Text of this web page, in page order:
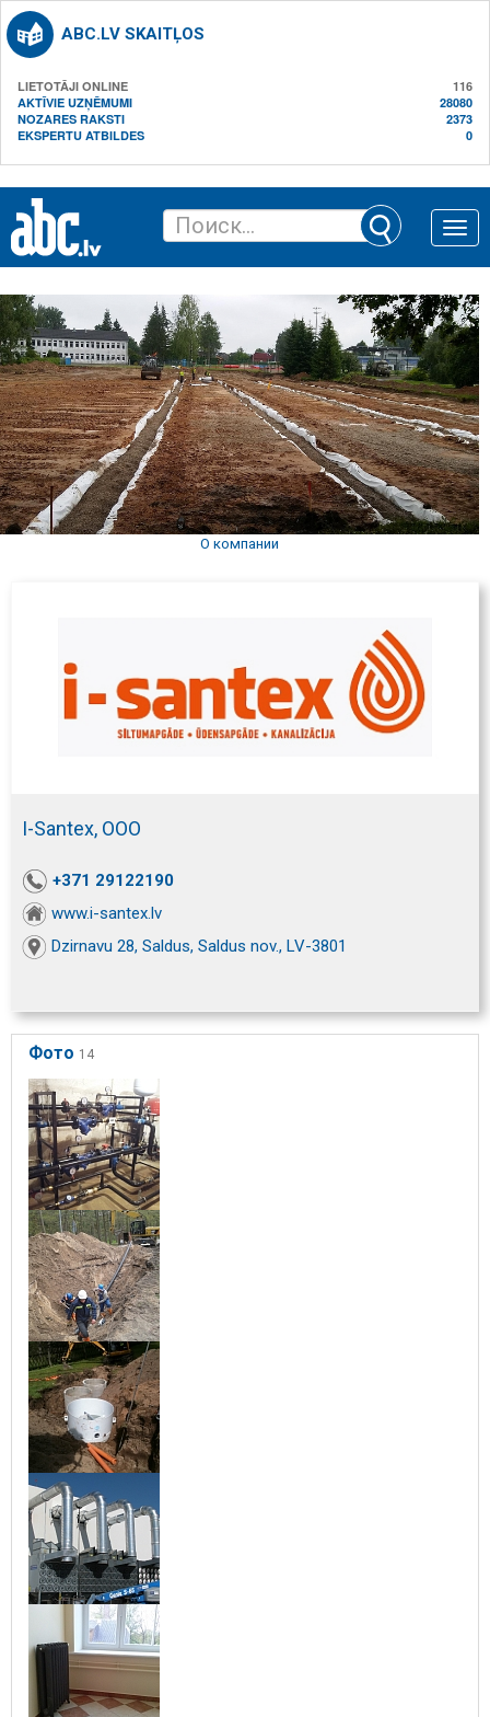
ABC.LV SKAITĻOS
LIETOTĀJI ONLINE
116
AKTĪVIE UZŅĒMUMI
28080
NOZARES RAKSTI
2373
EKSPERTU ATBILDES
0
Toggle
О компании
I-Santex, ООО
+371 29122190
www.i-santex.lv
Dzirnavu 28, Saldus, Saldus nov., LV-3801
Фото 14